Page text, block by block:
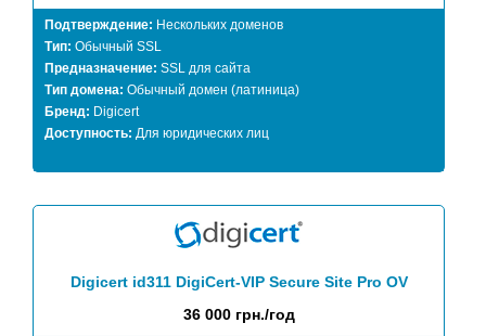
Подтверждение: Нескольких доменов
Тип: Обычный SSL
Предназначение: SSL для сайта
Тип домена: Обычный домен (латиница)
Бренд: Digicert
Доступность: Для юридических лиц
Digicert id311 DigiCert-VIP Secure Site Pro OV
36 000 грн./год